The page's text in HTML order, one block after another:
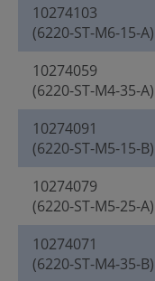
10274103
(6220-ST-M6-15-A)
10274059
(6220-ST-M4-35-A)
10274091
(6220-ST-M5-15-B)
10274079
(6220-ST-M5-25-A)
10274071
(6220-ST-M4-35-B)